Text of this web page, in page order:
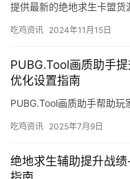
提供最新的绝地求生卡盟货
吃鸡资讯 2024年11月15日
PUBG.Tool画质助手
优化设置指南
PUBG.Tool画质助手帮助玩
吃鸡资讯 2025年7月9日
绝地求生辅助提升战